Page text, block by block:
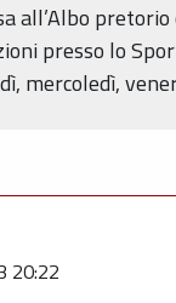
all’Albo
presso lo
mercoledì,
20:22